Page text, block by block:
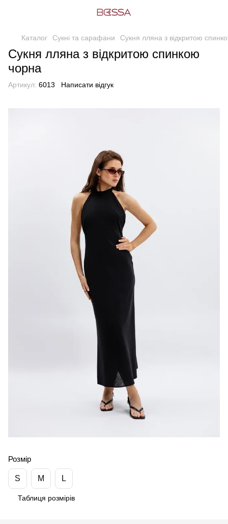
Каталог Сукні та сарафани Сукня лляна з відкритою
Сукня лляна з відкритою спинкою
чорна
Артикул: 6013 Написати відгук
Розмір
S M L
Таблиця розмірів